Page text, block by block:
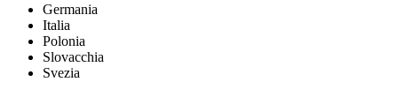
Germania
Italia
Polonia
Slovacchia
Svezia